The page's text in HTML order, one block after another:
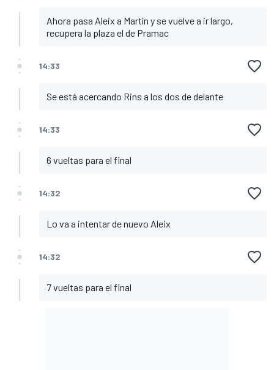
Ahora pasa Aleix a Martín y se vuelve a ir largo,
recupera la plaza el de Pramac
14:33
Se está acercando Rins a los dos de delante
14:33
6 vueltas para el final
14:32
Lo va a intentar de nuevo Aleix
14:32
7 vueltas para el final